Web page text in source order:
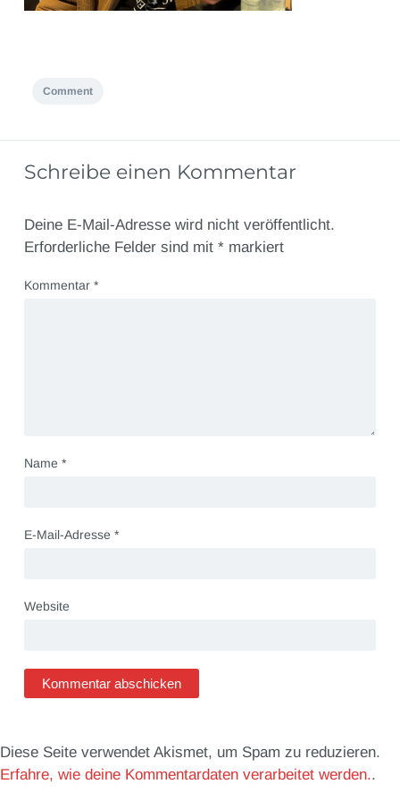
Comment
Schreibe einen Kommentar
Deine E-Mail-Adresse wird nicht veröffentlicht.
Erforderliche Felder sind mit *markiert
Kommentar *
Name *
E-Mail-Adresse *
Website
Diese Seite verwendet Akismet, um Spam zu reduzieren.
Erfahre, wie deine Kommentardaten verarbeitet werden..